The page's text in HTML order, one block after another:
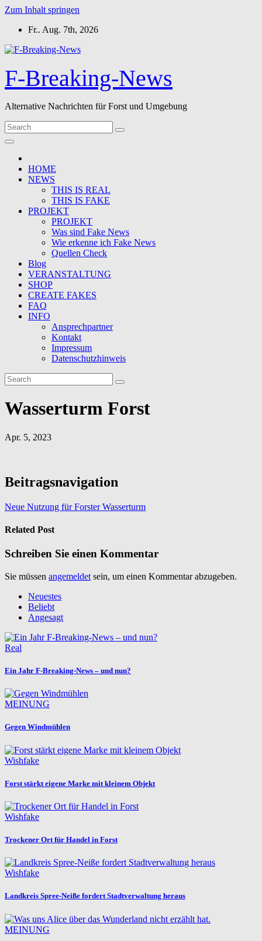
Zum Inhalt springen
Fr.. Aug. 7th, 2026
F-Breaking-News
Alternative Nachrichten für Forst und Umgebung
HOME
NEWS
THIS IS REAL
THIS IS FAKE
PROJEKT
PROJEKT
Was sind Fake News
Wie erkenne ich Fake News
Quellen Check
Blog
VERANSTALTUNG
SHOP
CREATE FAKES
FAQ
INFO
Ansprechpartner
Kontakt
Impressum
Datenschutzhinweis
Wasserturm Forst
Apr. 5, 2023
Beitragsnavigation
Neue Nutzung für Forster Wasserturm
Related Post
Schreiben Sie einen Kommentar
Sie müssen angemeldet sein, um einen Kommentar abzugeben.
Neuestes
Beliebt
Angesagt
Real
Ein Jahr F-Breaking-News – und nun?
MEINUNG
Gegen Windmühlen
Wishfake
Forst stärkt eigene Marke mit kleinem Objekt
Wishfake
Trockener Ort für Handel in Forst
Wishfake
Landkreis Spree-Neiße fordert Stadtverwaltung heraus
MEINUNG